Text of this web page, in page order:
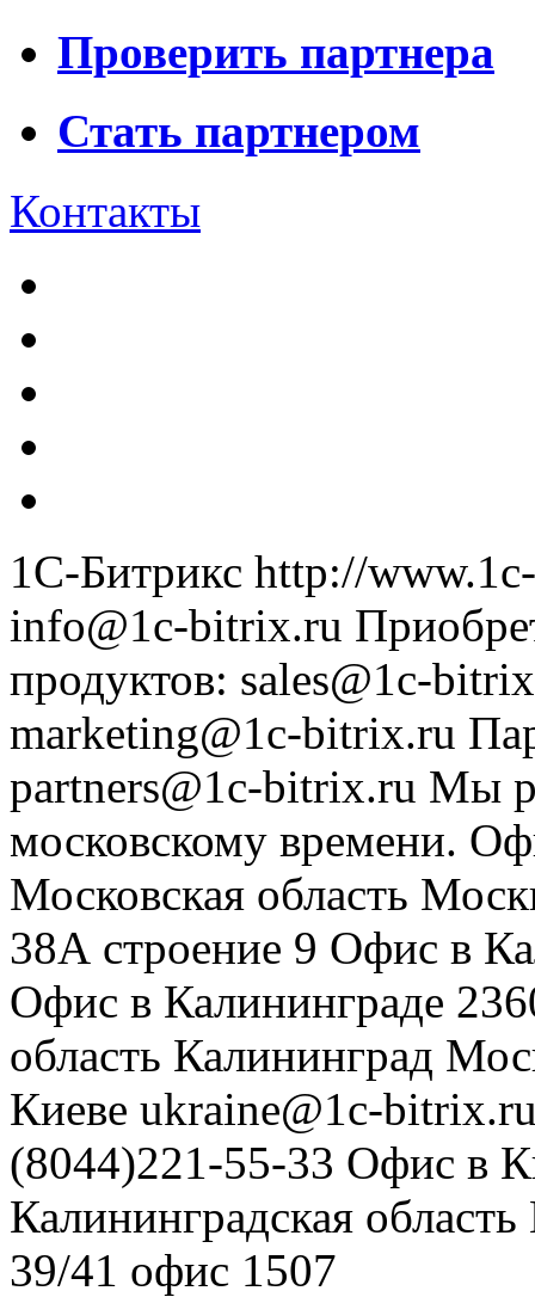
Проверить партнера
Стать партнером
Контакты
1С-Битрикс http://
info@1c-bitrix.ru
продуктов: sales@1c-
marketing@1c-bitrix.ru
partners@1c-bitrix.ru Мы
московскому времени.
Московская область
38А строение 9 Офис в
Офис в Калининграде
область Калининград
Киеве ukraine@1c-
(8044)221-55-33 Офис в
Калининградская область
39/41 офис 1507